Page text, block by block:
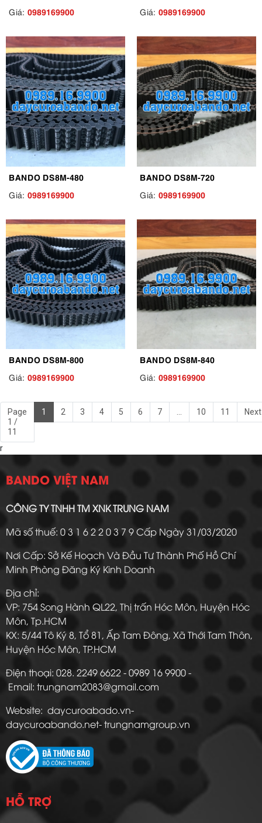
Giá: 0989169900 Giá: 0989169900
BANDO DS8M-480
Giá: 0989169900
BANDO DS8M-720
Giá: 0989169900
BANDO DS8M-800
Giá: 0989169900
BANDO DS8M-840
Giá: 0989169900
Page
1 /
11
1 2 3 4 5 6 7 ... 10 11 Next
r
BANDO VIỆT NAM
CÔNG TY TNHH TM XNK TRUNG NAM
Mã số thuế: 0 3 1 6 2 2 0 3 7 9 Cấp Ngày 31/03/2020
Nơi Cấp: Sở Kế Hoạch Và Đầu Tư Thành Phố Hồ Chí
Minh Phòng Đăng Ký Kinh Doanh
Địa chỉ:
VP: 754 Song Hành QL22, Thị trấn Hóc Môn, Huyện Hóc
Môn, Tp.HCM
KX: 5/44 Tô Ký 8, Tổ 81, Ấp Tam Đông, Xã Thới Tam Thôn,
Huyện Hóc Môn, TP.HCM
Điện thoại: 028. 2249 6622 - 0989 16 9900 -
Email: trungnam2083@gmail.com
Website: daycuroabado.vn-
daycuroabando.net- trungnamgroup.vn
HỖ TRỢ